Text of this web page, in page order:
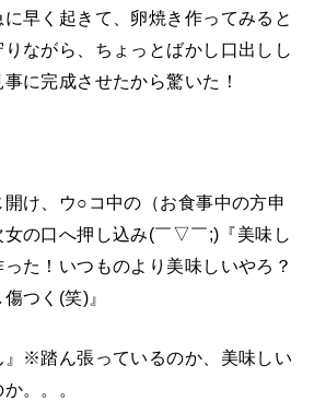
早く起きて、卵焼き作ってみると
ながら、ちょっとばかし口出しし
に完成させたから驚いた！
開け、ウ○コ中の（お食事中の方申
女の口へ押し込み(￣▽￣;)『美味し
た！いつものより美味しいやろ？
つく(笑)』
』※踏ん張っているのか、美味しい
。。。